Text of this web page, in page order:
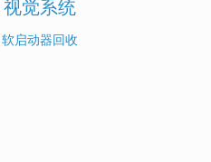
视觉系统
软启动器回收